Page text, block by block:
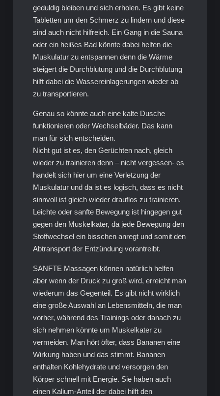
geduldig bleiben und sich erholen. Es gibt keine
Tabletten um den Schmerz zu lindern und diese
sind auch nicht hilfreich. Ein Gang in die Sauna
oder ein heißes Bad könnte dabei helfen die
Muskulatur zu entspannen denn die Wärme
steigert die Durchblutung und die Durchblutung
hilft dabei die Wassereinlagerungen wieder ab
zu transportieren.
Genau so könnte auch eine kalte Dusche
funktionieren oder Wechselbäder. Das kann
man für sich entscheiden.
Nicht gut ist es, den Gerüchten nach, gleich
wieder zu trainieren denn – nicht vergessen- es
handelt sich hier um eine Verletzung der
Muskulatur und da ist es logisch, dass es nicht
sinnvoll ist gleich wieder drauflos zu trainieren.
Leichte oder sanfte Bewegung ist hingegen gut
gegen den Muskelkater, da jede Bewegung den
Stoffwechsel ein bisschen anregt und somit den
Abtransport der Entzündung vorantreibt.
SANFTE Massagen können natürlich helfen
aber wenn der Druck zu groß wird, erreicht man
wiederum das Gegenteil. Es gibt nicht wirklich
eine große Auswahl an Lebensmitteln, die man
vorher, während des Trainings oder danach zu
sich nehmen könnte um Muskelkater zu
vermeiden. Man hört öfter, dass Bananen eine
Wirkung haben und das stimmt. Bananen
enthalten Kohlehydrate und versorgen den
Körper schnell mit Energie. Sie haben auch
einen Kalium-Anteil der dabei hilft den